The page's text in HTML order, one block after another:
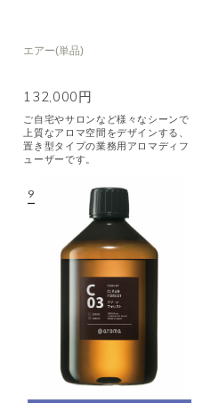
エアー(単品)
132,000円
ご自宅やサロンなど様々なシーンで
上質なアロマ空間をデザインする、
置き型タイプの業務用アロマディフ
ューザーです。